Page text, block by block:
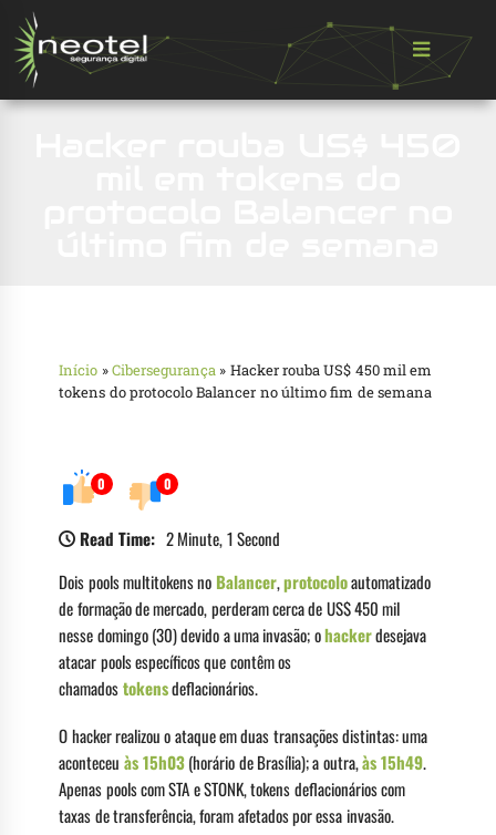
Início »Cibersegurança » Hacker rouba US$ 450 mil em
tokens do protocolo Balancer no último fim de semana
0 0
Read Time: 2 Minute, 1 Second
Dois pools multitokens no Balancer,protocoloautomatizado
de formação de mercado, perderam cerca de US$ 450 mil
nesse domingo (30) devido a uma invasão; ohackerdesejava
atacar pools específicos que contêm os
chamadostokensdeflacionários.
O hacker realizou o ataque em duas transações distintas: uma
aconteceu às 15h03(horário de Brasília); a outra,às15h49.
Apenas pools com STA e STONK, tokens deflacionários com
taxas de transferência, foram afetados por essa invasão.